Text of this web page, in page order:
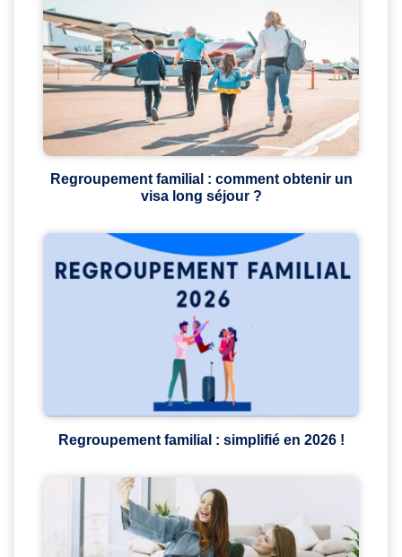
Regroupement familial : comment obtenir un
visa long séjour ?
Regroupement familial : simplifié en 2026 !